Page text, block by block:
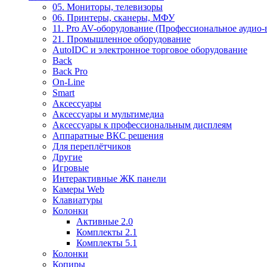
05. Мониторы, телевизоры
06. Принтеры, сканеры, МФУ
11. Pro AV-оборудование (Профессиональное аудио-
21. Промышленное оборудование
AutoIDC и электронное торговое оборудование
Back
Back Pro
On-Line
Smart
Аксессуары
Аксессуары и мультимедиа
Аксессуары к профессиональным дисплеям
Аппаратные ВКС решения
Для переплётчиков
Другие
Игровые
Интерактивные ЖК панели
Камеры Web
Клавиатуры
Колонки
Активные 2.0
Комплекты 2.1
Комплекты 5.1
Колонки
Копиры